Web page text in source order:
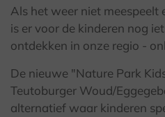
Als het weer niet meespeelt
is er voor de kinderen nog
ontdekken in onze regio -
De nieuwe "Nature Park
Teutoburger Woud/
alternatief waar kinderen